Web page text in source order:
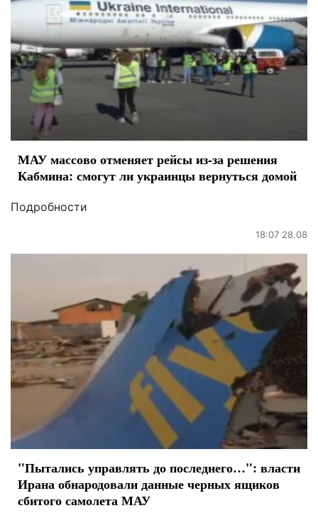
МАУ массово отменяет рейсы из-за решения
Кабмина: смогут ли украинцы вернуться домой
Подробности
18:07 28.08
"Пытались управлять до последнего…": власти
Ирана обнародовали данные черных ящиков
сбитого самолета МАУ